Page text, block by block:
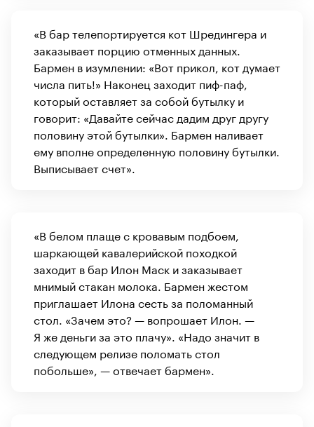
«В бар телепортируется кот Шредингера и
заказывает порцию отменных данных.
Бармен в изумлении: «Вот прикол, кот думает
числа пить!» Наконец заходит пиф-паф,
который оставляет за собой бутылку и
говорит: «Давайте сейчас дадим друг другу
половину этой бутылки». Бармен наливает
ему вполне определенную половину бутылки.
Выписывает счет».
«В белом плаще с кровавым подбоем,
шаркающей кавалерийской походкой
заходит в бар Илон Маск и заказывает
мнимый стакан молока. Бармен жестом
приглашает Илона сесть за поломанный
стол. «Зачем это? — вопрошает Илон. —
Я же деньги за это плачу». «Надо значит в
следующем релизе поломать стол
побольше», — отвечает бармен».